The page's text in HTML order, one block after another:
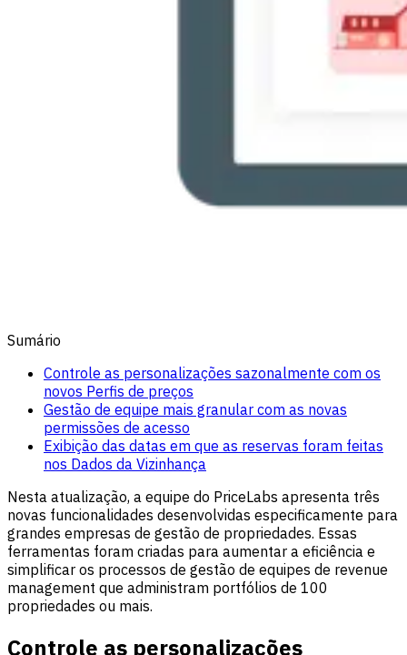
Sumário
Controle as personalizações sazonalmente com os
novos Perfis de preços
Gestão de equipe mais granular com as novas
permissões de acesso
Exibição das datas em que as reservas foram feitas
nos Dados da Vizinhança
Nesta atualização, a equipe do PriceLabs apresenta três
novas funcionalidades desenvolvidas especificamente para
grandes empresas de gestão de propriedades. Essas
ferramentas foram criadas para aumentar a eficiência e
simplificar os processos de gestão de equipes de revenue
management que administram portfólios de 100
propriedades ou mais.
Controle as personalizações